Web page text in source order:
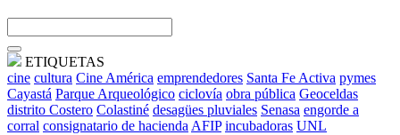
ETIQUETAS
cine cultura Cine América emprendedores Santa Fe Activa pymes
Cayastá Parque Arqueológico ciclovía obra pública Geoceldas
distrito Costero Colastiné desagües pluviales Senasa engorde a
corral consignatario de hacienda AFIP incubadoras UNL